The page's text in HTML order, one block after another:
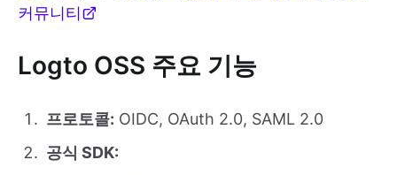
커뮤니티
Logto OSS 주요 기능
프로토콜: OIDC, OAuth 2.0, SAML 2.0
공식 SDK: